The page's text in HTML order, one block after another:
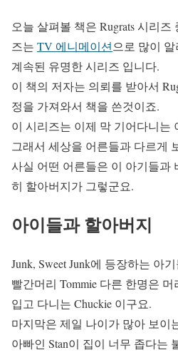
오늘 살펴볼 책은 Rugrats 시리
즈는 TV 에니메이션으로 많이
계속된 유명한 시리즈 입니다.
이 책의 저자는 의뢰를 받아서
정을 가져와서 책을 쓴것이죠.
이 시리즈는 이제 막 기어다니는
그래서 세상을 어른들과 다르게
사실 어떤 어른들은 이 아기들과
히 할아버지가 그렇군요.
아이들과 할아버지
Junk, Sweet Junk에 등장하는 아
빨간머리 Tommie 다른 한명은
입고 다니는 Chuckie 이구요.
마지막은 제일 나이가 많아 보이
아빠인 Stan이 집이 너무 좁다는